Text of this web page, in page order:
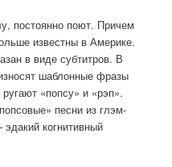
постоянно поют. Причем
известны в Америке.
в виде субтитров. В
шаблонные фразы
«попсу» и «рэп».
песни из глэм-
когнитивный